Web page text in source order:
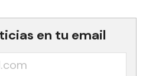
en tu email